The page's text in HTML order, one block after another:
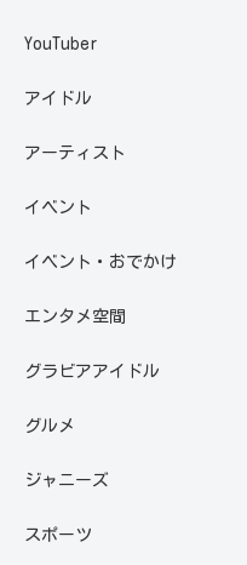
YouTuber
アイドル
アーティスト
イベント
イベント・おでかけ
エンタメ空間
グラビアアイドル
グルメ
ジャニーズ
スポーツ